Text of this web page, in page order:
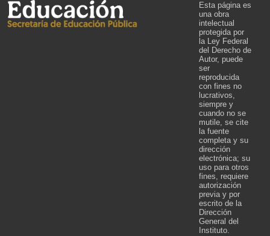
Esta página es
una obra
intelectual
protegida por
la Ley Federal
del Derecho de
Autor, puede
ser
reproducida
con fines no
lucrativos,
siempre y
cuando no se
mutile, se cite
la fuente
completa y su
dirección
electrónica; su
uso para otros
fines, requiere
autorización
previa y por
escrito de la
Dirección
General del
Instituto.